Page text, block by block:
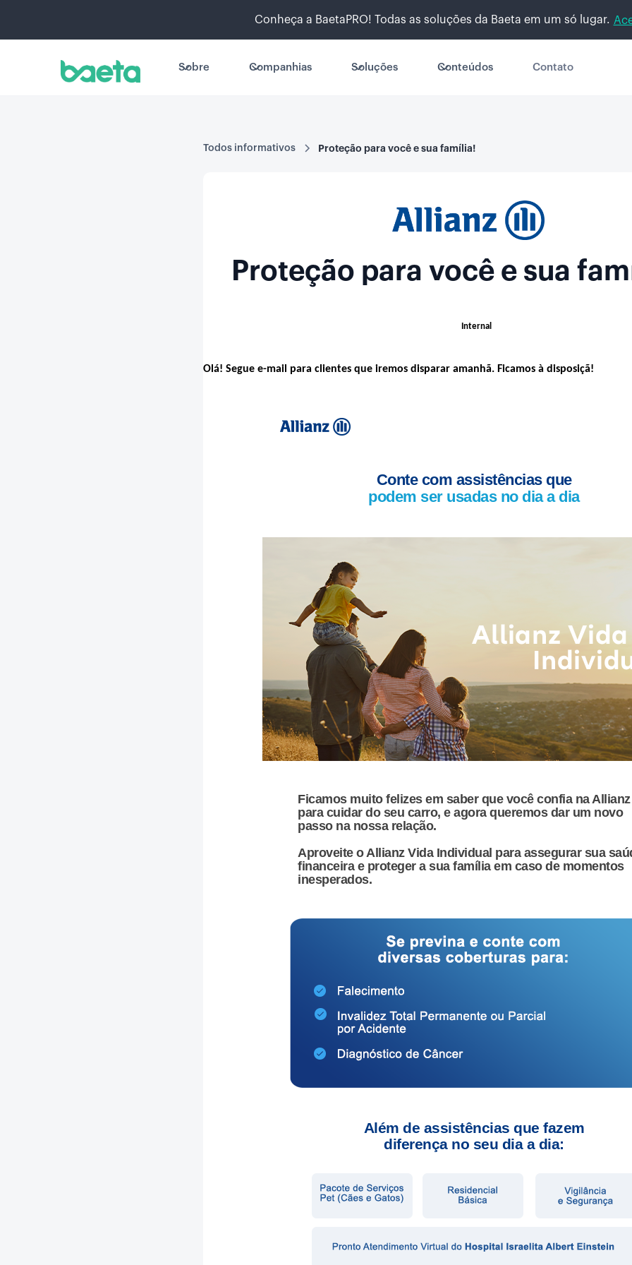
Conheça a BaetaPRO! Todas as soluções da Baeta em um só lugar.
Sobre Companhias Soluções Conteúdos Contato
Todos informativos Proteção para você e sua família!
Proteção para você e sua
Internal
Olá! Segue e-mail para clientes que iremos disparar amanhã. Ficamos à disposiçã!
Conte com assistências que
podem ser usadas no dia a dia
Ficamos muito felizes em saber que você confia na Allianz
para cuidar do seu carro, e agora queremos dar um novo
passo na nossa relação.
Aproveite o Allianz Vida Individual para assegurar sua
financeira e proteger a sua família em caso de momentos
inesperados.
Além de assistências que fazem
diferença no seu dia a dia: